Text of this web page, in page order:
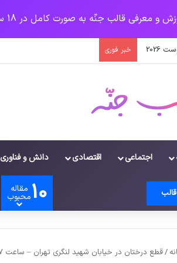
و معرفی قالب جنّه به صورت کامل در 18 سرفصل
خبر فوری
اجتماعی اقتصادی دانش و فناوری
تغییر پوسته
جستجو برای
10 مقاله
محبوب
/قطع درختان در خيابان شهيد لنگري تهران – ساعت ٧ صبح جمعه ١٥ ارديبهشت ٩٦